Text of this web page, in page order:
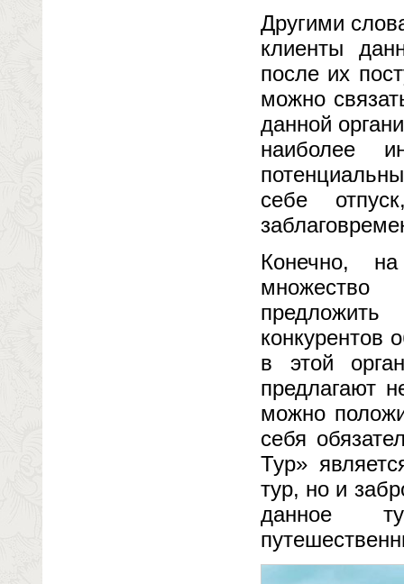
Другими
клиенты
после их
можно
данной
наиболее
себе
Конечно, на
множество
конкурентов
в этой
предлагают
можно
себя
Тур»
тур, но и
данное